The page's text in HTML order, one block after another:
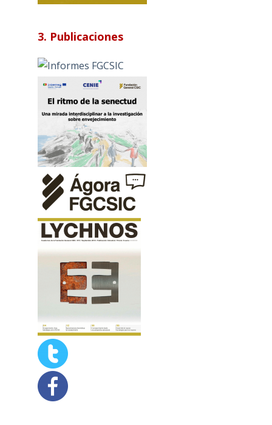
3. Publicaciones